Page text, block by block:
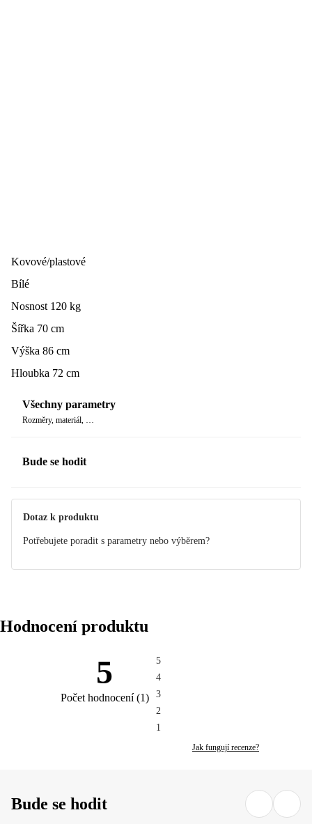
Kovové/plastové
Bílé
Nosnost 120 kg
Šířka 70 cm
Výška 86 cm
Hloubka 72 cm
Všechny parametry
Rozměry, materiál, …
Bude se hodit
Dotaz k produktu
Potřebujete poradit s parametry nebo výběrem?
Hodnocení produktu
5
Počet hodnocení(1)
5
4
3
2
1
Jak fungují recenze?
Bude se hodit